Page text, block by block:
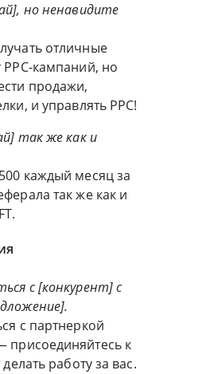
но ненавидите
отличные
PPC-кампаний, но
продажи,
и управлять PPC!
так же как и
каждый месяц за
так же как и
с [конкурент] с
с партнеркой
присоединяйтесь к
работу за вас.